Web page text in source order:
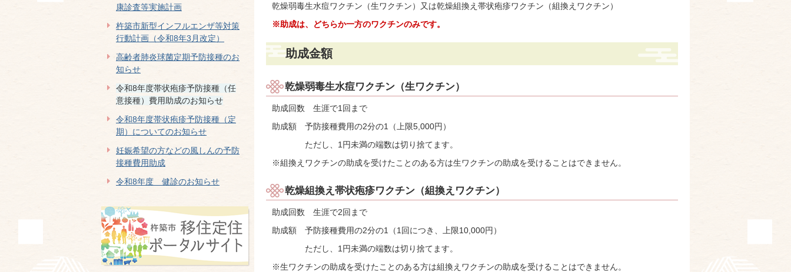
康診査等実施計画
杵築市新型インフルエンザ等対策
行動計画（令和8年3月改定）
高齢者肺炎球菌定期予防接種のお
知らせ
令和8年度帯状疱疹予防接種（任
意接種）費用助成のお知らせ
令和8年度帯状疱疹予防接種（定
期）についてのお知らせ
妊娠希望の方などの風しんの予防
接種費用助成
令和8年度 健診のお知らせ
乾燥弱毒生水痘ワクチン（生ワクチン）又は乾燥組換え帯状疱疹ワクチン（組換えワクチン）
※助成は、どちらか一方のワクチンのみです。
助成金額
乾燥弱毒生水痘ワクチン（生ワクチン）
助成回数 生涯で1回まで
助成額 予防接種費用の2分の1（上限5,000円）
ただし、1円未満の端数は切り捨てます。
※組換えワクチンの助成を受けたことのある方は生ワクチンの助成を受けることはできません。
乾燥組換え帯状疱疹ワクチン（組換えワクチン）
助成回数 生涯で2回まで
助成額 予防接種費用の2分の1（1回につき、上限10,000円）
ただし、1円未満の端数は切り捨てます。
※生ワクチンの助成を受けたことのある方は組換えワクチンの助成を受けることはできません。